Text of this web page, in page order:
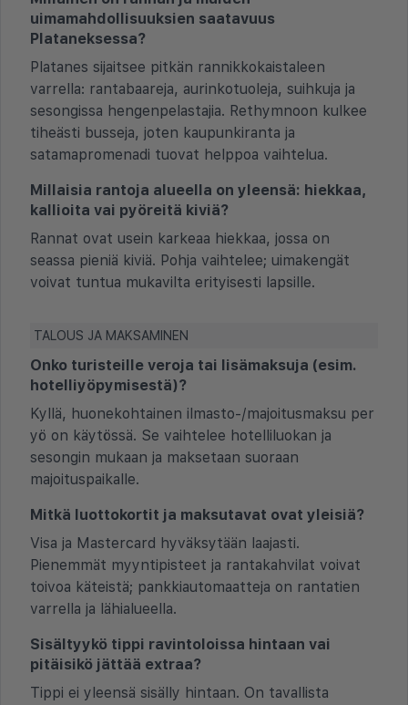
uimamahdollisuuksien saatavuus
Plataneksessa?
Platanes sijaitsee pitkän rannikkokaistaleen
varrella: rantabaareja, aurinkotuoleja, suihkuja ja
sesongissa hengenpelastajia. Rethymnoon kulkee
tiheästi busseja, joten kaupunkiranta ja
satamapromenadi tuovat helppoa vaihtelua.
Millaisia rantoja alueella on yleensä: hiekkaa,
kallioita vai pyöreitä kiviä?
Rannat ovat usein karkeaa hiekkaa, jossa on
seassa pieniä kiviä. Pohja vaihtelee; uimakengät
voivat tuntua mukavilta erityisesti lapsille.
TALOUS JA MAKSAMINEN
Onko turisteille veroja tai lisämaksuja (esim.
hotelliyöpymisestä)?
Kyllä, huonekohtainen ilmasto-/majoitusmaksu per
yö on käytössä. Se vaihtelee hotelliluokan ja
sesongin mukaan ja maksetaan suoraan
majoituspaikalle.
Mitkä luottokortit ja maksutavat ovat yleisiä?
Visa ja Mastercard hyväksytään laajasti.
Pienemmät myyntipisteet ja rantakahvilat voivat
toivoa käteistä; pankkiautomaatteja on rantatien
varrella ja lähialueella.
Sisältyykö tippi ravintoloissa hintaan vai
pitäisikö jättää extraa?
Tippi ei yleensä sisälly hintaan. On tavallista